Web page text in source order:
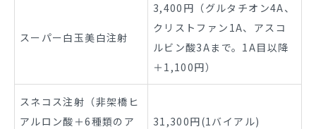
スーパー白玉美白注射
3,400円（グルタチオン4A、
クリストファン1A、アスコ
ルビン酸3Aまで。1A目以降
＋1,100円）
スネコス注射（非架橋ヒ
アルロン酸＋6種類のア
31,300円(1バイアル)